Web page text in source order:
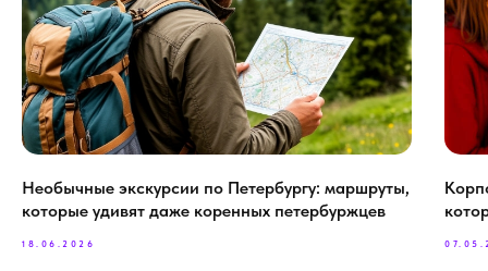
Необычные экскурсии по Петербургу: маршруты,
которые удивят даже коренных петербуржцев
18.06.2026